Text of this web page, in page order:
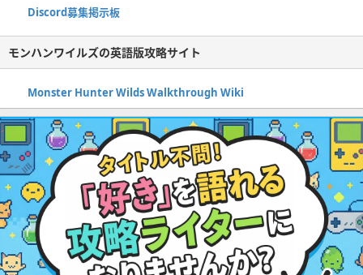
Discord募集掲示板
モンハンワイルズの英語版攻略サイト
Monster Hunter Wilds Walkthrough Wiki